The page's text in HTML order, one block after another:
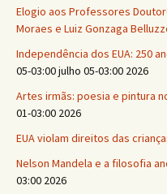
Elogio aos Professores
Moraes e Luiz Gonzaga
Independência dos EUA: 250
05-03:00 julho 05-03:00 2026
Artes irmãs: poesia e pintura
01-03:00 2026
EUA violam direitos das
Nelson Mandela e a filosofia
03:00 2026